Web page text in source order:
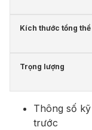
Kích thước tổng
Trọng lượng
Thông số
trước